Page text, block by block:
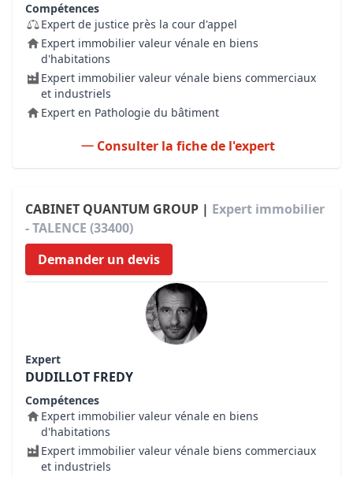
Compétences
Expert de justice près la cour d'appel
Expert immobilier valeur vénale en biens
d'habitations
Expert immobilier valeur vénale biens commerciaux
et industriels
Expert en Pathologie du bâtiment
Consulter la fiche de l'expert
CABINET QUANTUM GROUP | Expert immobilier
- TALENCE (33400)
Demander un devis
Expert
DUDILLOT FREDY
Compétences
Expert immobilier valeur vénale en biens
d'habitations
Expert immobilier valeur vénale biens commerciaux
et industriels